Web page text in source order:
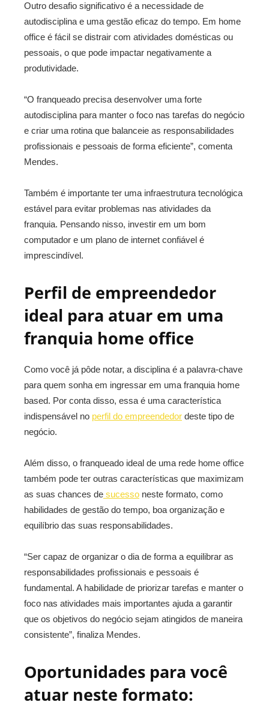
Outro desafio significativo é a necessidade de
autodisciplina e uma gestão eficaz do tempo. Em home
office é fácil se distrair com atividades domésticas ou
pessoais, o que pode impactar negativamente a
produtividade.
“O franqueado precisa desenvolver uma forte
autodisciplina para manter o foco nas tarefas do negócio
e criar uma rotina que balanceie as responsabilidades
profissionais e pessoais de forma eficiente”, comenta
Mendes.
Também é importante ter uma infraestrutura tecnológica
estável para evitar problemas nas atividades da
franquia. Pensando nisso, investir em um bom
computador e um plano de internet confiável é
imprescindível.
Perfil de empreendedor
ideal para atuar em uma
franquia home office
Como você já pôde notar, a disciplina é a palavra-chave
para quem sonha em ingressar em uma franquia home
based. Por conta disso, essa é uma característica
indispensável no perfil do empreendedor deste tipo de
negócio.
Além disso, o franqueado ideal de uma rede home office
também pode ter outras características que maximizam
as suas chances de sucesso neste formato, como
habilidades de gestão do tempo, boa organização e
equilíbrio das suas responsabilidades.
“Ser capaz de organizar o dia de forma a equilibrar as
responsabilidades profissionais e pessoais é
fundamental. A habilidade de priorizar tarefas e manter o
foco nas atividades mais importantes ajuda a garantir
que os objetivos do negócio sejam atingidos de maneira
consistente”, finaliza Mendes.
Oportunidades para você
atuar neste formato: